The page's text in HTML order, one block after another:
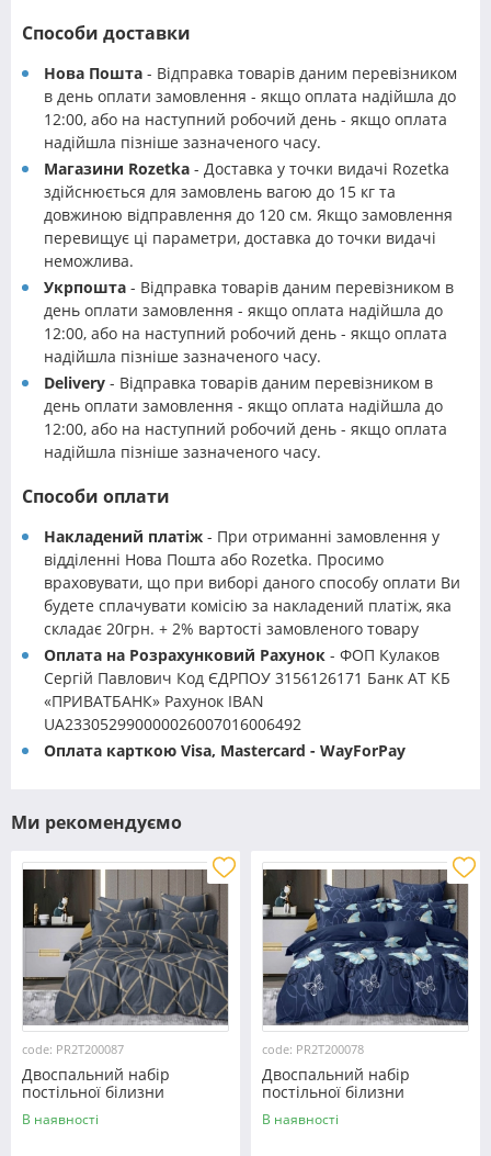
Способи доставки
Нова Пошта - Відправка товарів даним перевізником
в день оплати замовлення - якщо оплата надійшла до
12:00, або на наступний робочий день - якщо оплата
надійшла пізніше зазначеного часу.
Магазини Rozetka - Доставка у точки видачі Rozetka
здійснюється для замовлень вагою до 15 кг та
довжиною відправлення до 120 см. Якщо замовлення
перевищує ці параметри, доставка до точки видачі
неможлива.
Укрпошта - Відправка товарів даним перевізником в
день оплати замовлення - якщо оплата надійшла до
12:00, або на наступний робочий день - якщо оплата
надійшла пізніше зазначеного часу.
Delivery - Відправка товарів даним перевізником в
день оплати замовлення - якщо оплата надійшла до
12:00, або на наступний робочий день - якщо оплата
надійшла пізніше зазначеного часу.
Способи оплати
Накладений платіж - При отриманні замовлення у
відділенні Нова Пошта або Rozetka. Просимо
враховувати, що при виборі даного способу оплати Ви
будете сплачувати комісію за накладений платіж, яка
складає 20грн. + 2% вартості замовленого товару
Оплата на Розрахунковий Рахунок - ФОП Кулаков
Сергій Павлович Код ЄДРПОУ 3156126171 Банк АТ КБ
«ПРИВАТБАНК» Рахунок IBAN
UA233052990000026007016006492
Оплата карткою Visa, Mastercard - WayForPay
Ми рекомендуємо
code: PR2T200087
Двоспальний набір
постільної білизни
180*220 із полікотону
№200087 Черешенька™
В наявності
code: PR2T200078
Двоспальний набір
постільної білизни
180*220 із полікотону
№200078 Черешенька™
В наявності